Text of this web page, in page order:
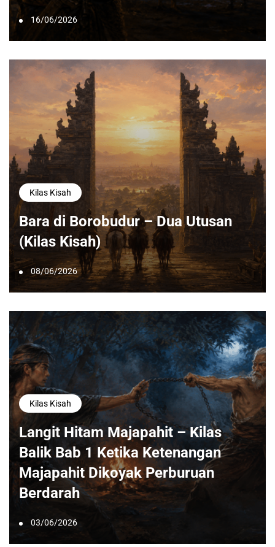
16/06/2026
Kilas Kisah
Bara di Borobudur – Dua Utusan
(Kilas Kisah)
08/06/2026
Kilas Kisah
Langit Hitam Majapahit – Kilas
Balik Bab 1 Ketika Ketenangan
Majapahit Dikoyak Perburuan
Berdarah
03/06/2026